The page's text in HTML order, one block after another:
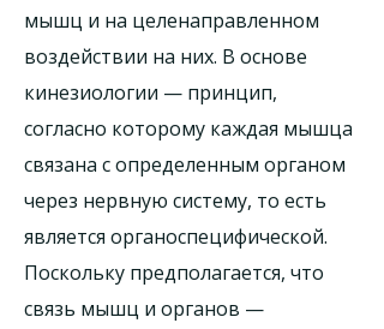
мышц и на целенаправленном
воздействии на них. В основе
кинезиологии — принцип,
согласно которому каждая мышца
связана с определенным органом
через нервную систему, то есть
является органоспецифической.
Поскольку предполагается, что
связь мышц и органов —